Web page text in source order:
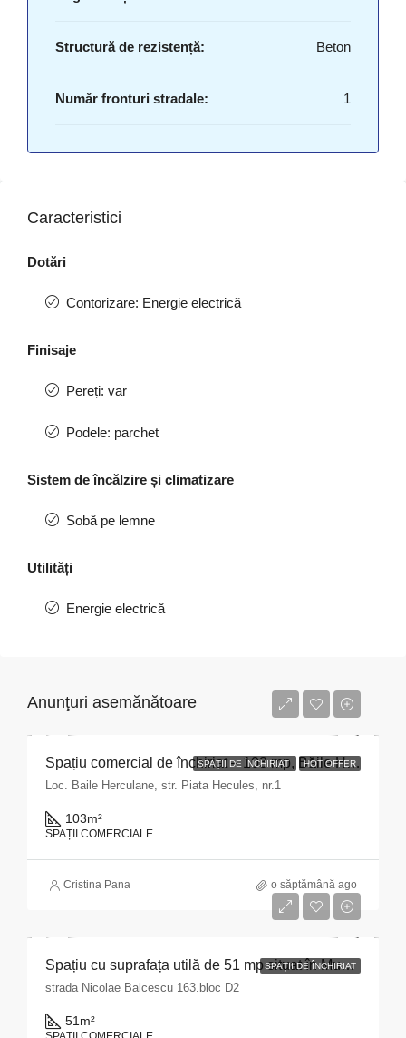
Structură de rezistență: Beton
Număr fronturi stradale: 1
Caracteristici
Dotări
Contorizare: Energie electrică
Finisaje
Pereți: var
Podele: parchet
Sistem de încălzire și climatizare
Sobă pe lemne
Utilități
Energie electrică
Anunţuri asemănătoare
SPAȚII DE ÎNCHIRIAT HOT OFFER
Spațiu comercial de închiriat – 103 mp, Băile Herculane
Loc. Baile Herculane, str. Piata Hecules, nr.1
103m²
SPAȚII COMERCIALE
Cristina Pana o săptămână ago
SPAȚII DE ÎNCHIRIAT
Spațiu cu suprafața utilă de 51 mp situat în Municipiul Pitești, str. Nicolae Bălcescu nr. 163, bloc D2, județul Argeș
strada Nicolae Balcescu 163.bloc D2
51 m²